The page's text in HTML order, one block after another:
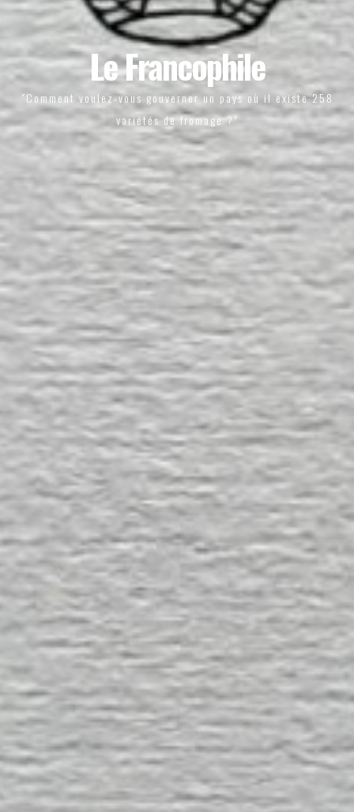
Le Francophile
"Comment voulez-vous gouverner un pays où il existe 258
variétés de fromage ?"